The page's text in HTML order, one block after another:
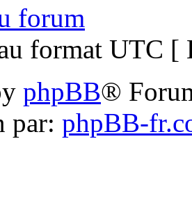
forum
format UTC [
phpBB®
par: phpBB-